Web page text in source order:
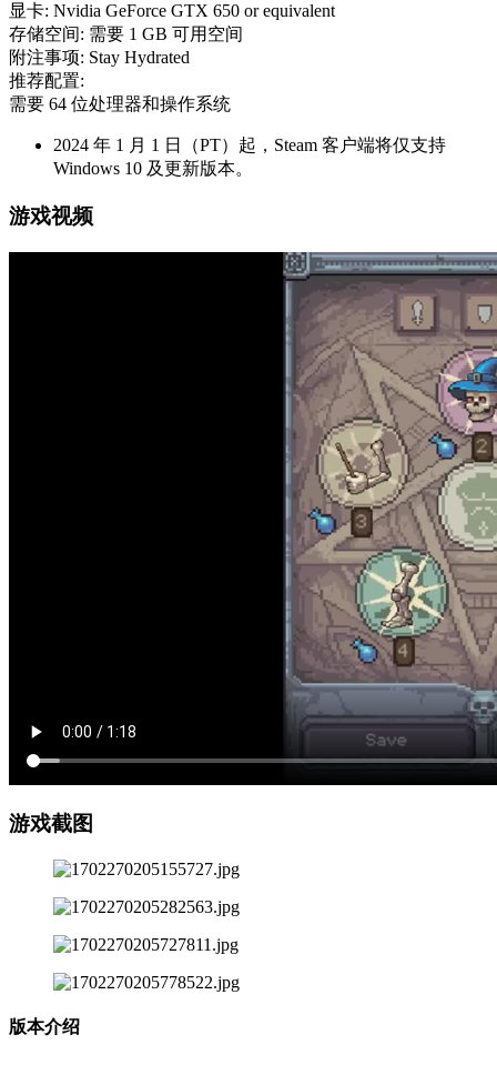
显卡: Nvidia GeForce GTX 650 or equivalent
存储空间: 需要 1 GB 可用空间
附注事项: Stay Hydrated
推荐配置:
需要 64 位处理器和操作系统
2024 年 1 月 1 日（PT）起，Steam 客户端将仅支持
Windows 10 及更新版本。
游戏视频
游戏截图
版本介绍